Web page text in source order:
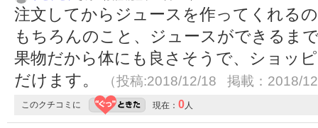
注文してからジュースを作ってくれる
もちろんのこと、ジュースができるま
果物だから体にも良さそうで、ショッ
だけます。
（投稿:2018/12/18 掲載：2018/
このクチコミに 現在： 0人